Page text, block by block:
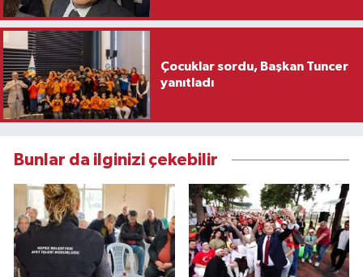
Çocuklar sordu, Başkan Tuncer
yanıtladı
Bunlar da ilginizi çekebilir